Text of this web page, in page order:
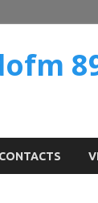
CONTACTS